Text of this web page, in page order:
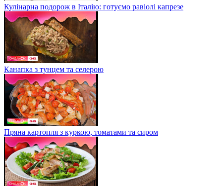
Кулінарна подорож в Італію: готуємо равіолі капрезе
Канапка з тунцем та селерою
Пряна картопля з куркою, томатами та сиром